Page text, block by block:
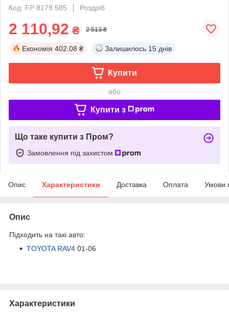
Код: FP 8179 585
Роздріб
2 110,92 ₴ 2 513 ₴
Економія 402.08 ₴ Залишилось 15 днів
Купити
або
Купити з
Що таке купити з Пром?
Замовлення під захистом
Опис Характеристики Доставка Оплата Умови
Опис
Підходить на такі авто:
TOYOTA RAV4 01-06
Характеристики